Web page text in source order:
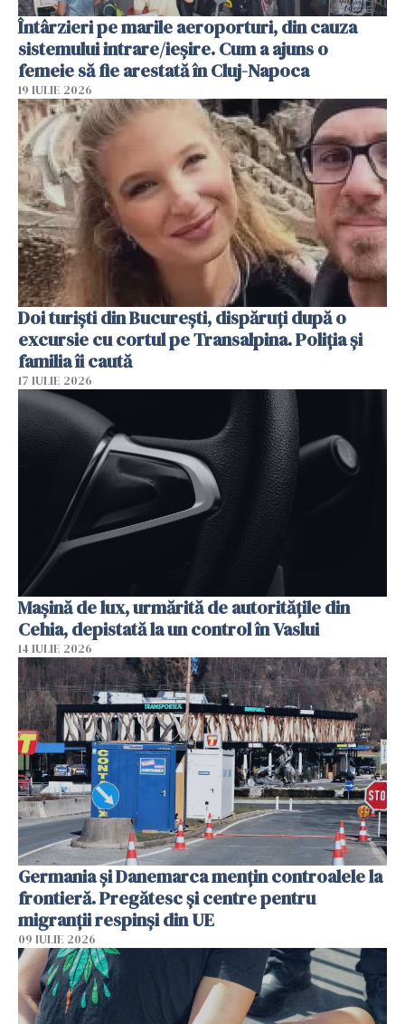
Întârzieri pe marile aeroporturi, din cauza
sistemului intrare/ieșire. Cum a ajuns o
femeie să fie arestată în Cluj-Napoca
19 IULIE 2026
Doi turiști din București, dispăruți după o
excursie cu cortul pe Transalpina. Poliția și
familia îi caută
17 IULIE 2026
Mașină de lux, urmărită de autoritățile din
Cehia, depistată la un control în Vaslui
14 IULIE 2026
Germania și Danemarca mențin controalele la
frontieră. Pregătesc și centre pentru
migranții respinși din UE
09 IULIE 2026